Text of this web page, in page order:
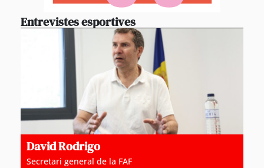
Entrevistes esportives
David Rodrigo
Secretari general de la FAF